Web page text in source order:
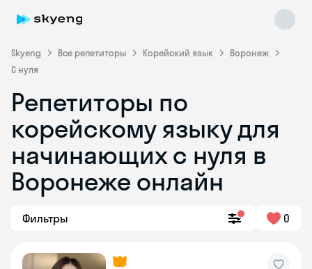
Skyeng Все репетиторы Корейский язык
Воронеж
С нуля
Репетиторы по
корейскому языку для
начинающих с нуля в
Воронеже онлайн
Фильтры 0
Skyeng Chat
online